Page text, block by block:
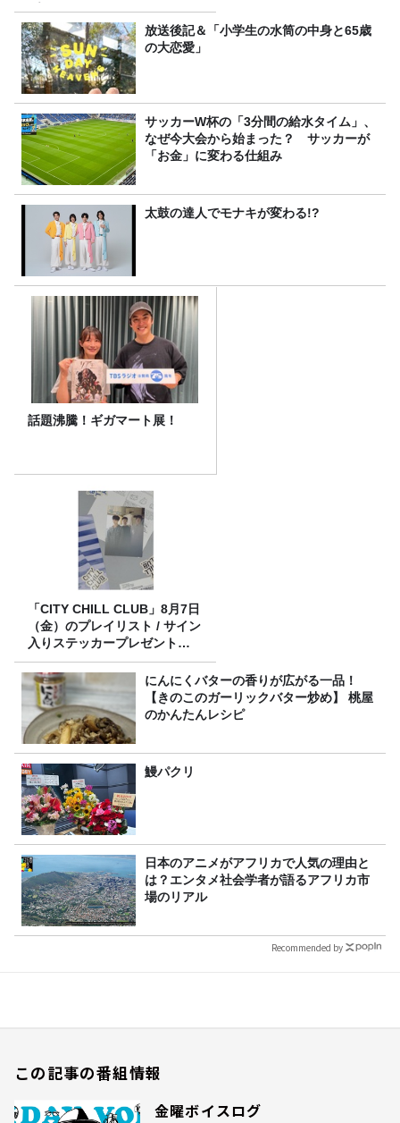
プレゼント！
放送後記＆「小学生の水筒の中身と65歳
の大恋愛」
サッカーW杯の「3分間の給水タイム」、
なぜ今大会から始まった？ サッカーが
「お金」に変わる仕組み
太鼓の達人でモナキが変わる!?
話題沸騰！ギガマート展！
「CITY CHILL CLUB」8月7日
（金）のプレイリスト / サイン
入りステッカープレゼント有
り
にんにくバターの香りが広がる一品！
【きのこのガーリックバター炒め】 桃屋
のかんたんレシピ
鰻パクリ
日本のアニメがアフリカで人気の理由と
は？エンタメ社会学者が語るアフリカ市
場のリアル
Recommended by
この記事の番組情報
金曜ボイスログ